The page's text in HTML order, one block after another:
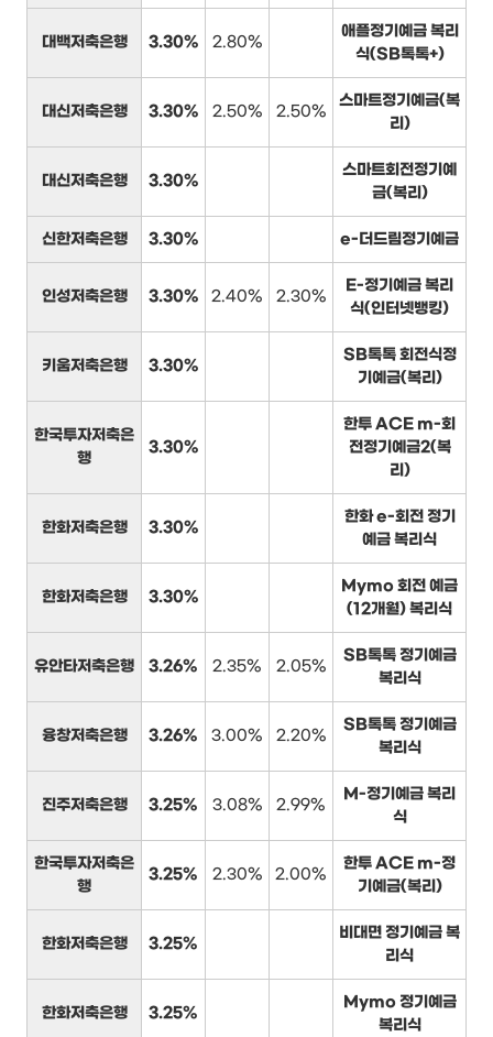
대백저축은행 3.30% 2.80%
애플정기예금 복리
식(SB톡톡+)
대신저축은행 3.30% 2.50% 2.50%
스마트정기예금(복
리)
대신저축은행 3.30%
스마트회전정기예
금(복리)
신한저축은행 3.30% e-더드림정기예금
인성저축은행 3.30% 2.40% 2.30%
E-정기예금 복리
식(인터넷뱅킹)
키움저축은행 3.30%
SB톡톡 회전식정
기예금(복리)
한국투자저축은
행
3.30%
한투 ACE m-회
전정기예금2(복
리)
한화저축은행 3.30%
한화 e-회전 정기
예금 복리식
한화저축은행 3.30%
Mymo 회전 예금
(12개월) 복리식
유안타저축은행 3.26% 2.35% 2.05%
SB톡톡 정기예금
복리식
융창저축은행 3.26% 3.00% 2.20%
SB톡톡 정기예금
복리식
진주저축은행 3.25% 3.08% 2.99%
M-정기예금 복리
식
한국투자저축은
행
3.25% 2.30% 2.00%
한투 ACE m-정
기예금(복리)
한화저축은행 3.25%
비대면 정기예금 복
리식
한화저축은행 3.25%
Mymo 정기예금
복리식